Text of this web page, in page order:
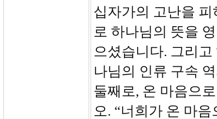
십자가의 고난을
로 하나님의 뜻을
으셨습니다. 그리
나님의 인류 구속
둘째로, 온 마음으
오. “너희가 온 마